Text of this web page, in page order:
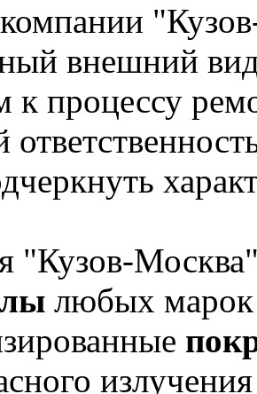
внешний
к процессу
"Кузов-
любых марок